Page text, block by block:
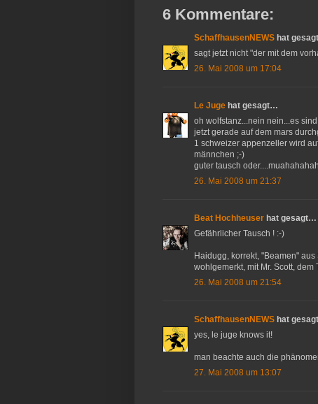
6 Kommentare:
SchaffhausenNEWS hat
sagt jetzt nicht "der mit dem
26. Mai 2008 um 17:04
Le Juge hat gesagt…
oh wolfstanz...nein nein...es
jetzt gerade auf dem mars
1 schweizer appenzeller wird
männchen ;-)
guter tausch
26. Mai 2008 um 21:37
Beat Hochheuser hat gesagt…
Gefährlicher Tausch ! :-)
Haidugg, korrekt, "Beamen"
wohlgemerkt, mit Mr. Scott,
26. Mai 2008 um 21:54
SchaffhausenNEWS hat
yes, le juge knows it!
man beachte auch die
27. Mai 2008 um 13:07